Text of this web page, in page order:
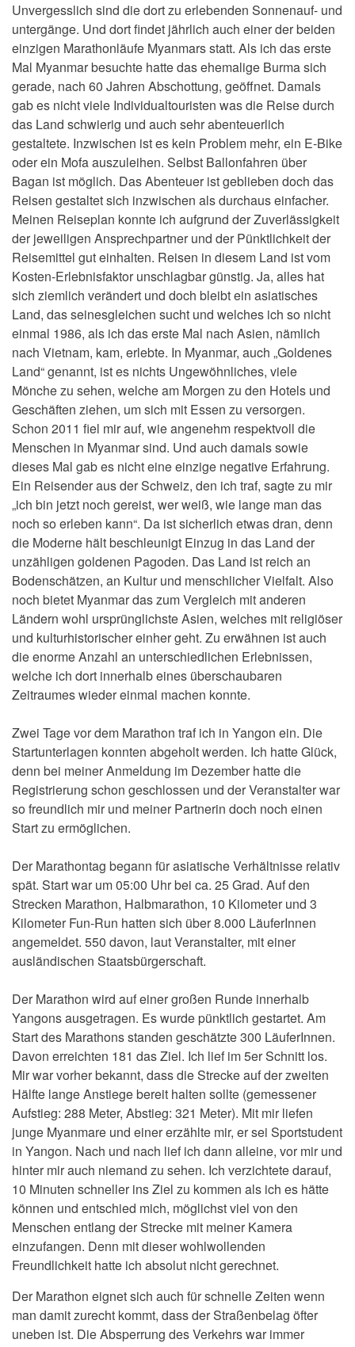
Unvergesslich sind die dort zu erlebenden Sonnenauf- und
untergänge. Und dort findet jährlich auch einer der beiden
einzigen Marathonläufe Myanmars statt. Als ich das erste
Mal Myanmar besuchte hatte das ehemalige Burma sich
gerade, nach 60 Jahren Abschottung, geöffnet. Damals
gab es nicht viele Individualtouristen was die Reise durch
das Land schwierig und auch sehr abenteuerlich
gestaltete. Inzwischen ist es kein Problem mehr, ein E-Bike
oder ein Mofa auszuleihen. Selbst Ballonfahren über
Bagan ist möglich. Das Abenteuer ist geblieben doch das
Reisen gestaltet sich inzwischen als durchaus einfacher.
Meinen Reiseplan konnte ich aufgrund der Zuverlässigkeit
der jeweiligen Ansprechpartner und der Pünktlichkeit der
Reisemittel gut einhalten. Reisen in diesem Land ist vom
Kosten-Erlebnisfaktor unschlagbar günstig. Ja, alles hat
sich ziemlich verändert und doch bleibt ein asiatisches
Land, das seinesgleichen sucht und welches ich so nicht
einmal 1986, als ich das erste Mal nach Asien, nämlich
nach Vietnam, kam, erlebte. In Myanmar, auch „Goldenes
Land“ genannt, ist es nichts Ungewöhnliches, viele
Mönche zu sehen, welche am Morgen zu den Hotels und
Geschäften ziehen, um sich mit Essen zu versorgen.
Schon 2011 fiel mir auf, wie angenehm respektvoll die
Menschen in Myanmar sind. Und auch damals sowie
dieses Mal gab es nicht eine einzige negative Erfahrung.
Ein Reisender aus der Schweiz, den ich traf, sagte zu mir
„ich bin jetzt noch gereist, wer weiß, wie lange man das
noch so erleben kann“. Da ist sicherlich etwas dran, denn
die Moderne hält beschleunigt Einzug in das Land der
unzähligen goldenen Pagoden. Das Land ist reich an
Bodenschätzen, an Kultur und menschlicher Vielfalt. Also
noch bietet Myanmar das zum Vergleich mit anderen
Ländern wohl ursprünglichste Asien, welches mit religiöser
und kulturhistorischer einher geht. Zu erwähnen ist auch
die enorme Anzahl an unterschiedlichen Erlebnissen,
welche ich dort innerhalb eines überschaubaren
Zeitraumes wieder einmal machen konnte.
Zwei Tage vor dem Marathon traf ich in Yangon ein. Die
Startunterlagen konnten abgeholt werden. Ich hatte Glück,
denn bei meiner Anmeldung im Dezember hatte die
Registrierung schon geschlossen und der Veranstalter war
so freundlich mir und meiner Partnerin doch noch einen
Start zu ermöglichen.
Der Marathontag begann für asiatische Verhältnisse relativ
spät. Start war um 05:00 Uhr bei ca. 25 Grad. Auf den
Strecken Marathon, Halbmarathon, 10 Kilometer und 3
Kilometer Fun-Run hatten sich über 8.000 LäuferInnen
angemeldet. 550 davon, laut Veranstalter, mit einer
ausländischen Staatsbürgerschaft.
Der Marathon wird auf einer großen Runde innerhalb
Yangons ausgetragen. Es wurde pünktlich gestartet. Am
Start des Marathons standen geschätzte 300 LäuferInnen.
Davon erreichten 181 das Ziel. Ich lief im 5er Schnitt los.
Mir war vorher bekannt, dass die Strecke auf der zweiten
Hälfte lange Anstiege bereit halten sollte (gemessener
Aufstieg: 288 Meter, Abstieg: 321 Meter). Mit mir liefen
junge Myanmare und einer erzählte mir, er sei Sportstudent
in Yangon. Nach und nach lief ich dann alleine, vor mir und
hinter mir auch niemand zu sehen. Ich verzichtete darauf,
10 Minuten schneller ins Ziel zu kommen als ich es hätte
können und entschied mich, möglichst viel von den
Menschen entlang der Strecke mit meiner Kamera
einzufangen. Denn mit dieser wohlwollenden
Freundlichkeit hatte ich absolut nicht gerechnet.
Der Marathon eignet sich auch für schnelle Zeiten wenn
man damit zurecht kommt, dass der Straßenbelag öfter
uneben ist. Die Absperrung des Verkehrs war immer